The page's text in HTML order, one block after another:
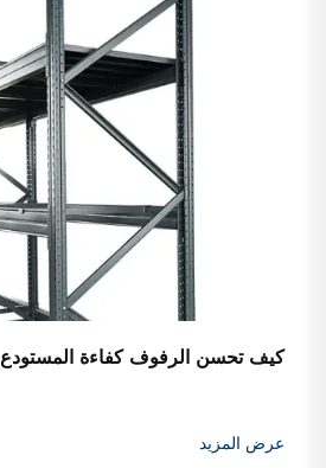
كيف تحسن الرفوف كفاءة المستودع
عرض المزيد